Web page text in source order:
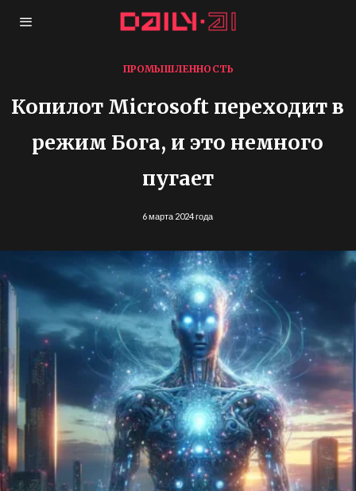
ПРОМЫШЛЕННОСТЬ
Копилот Microsoft переходит в
режим Бога, и это немного
пугает
6 марта 2024 года